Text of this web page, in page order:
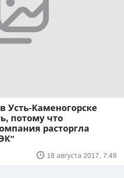
Усть-Каменогорске
потому что
расторгла
18 августа 2017, 7:49